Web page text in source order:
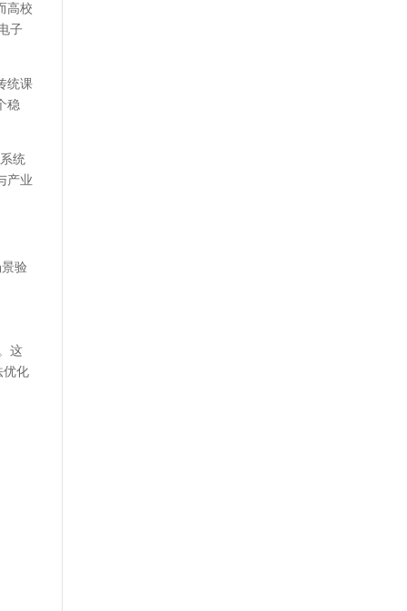
高校
子
统课
稳
统
产业
验
这
优化